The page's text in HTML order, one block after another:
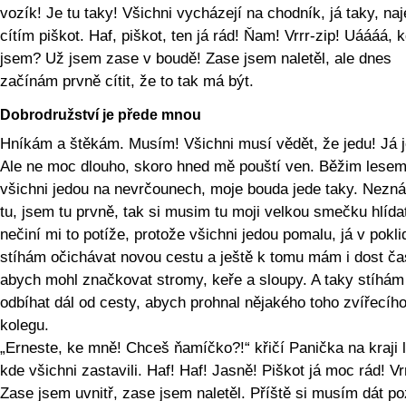
vozík! Je tu taky! Všichni vycházejí na chodník, já taky,
cítím piškot. Haf, piškot, ten já rád! Ňam! Vrrr-zip! Uáááá,
jsem? Už jsem zase v boudě! Zase jsem naletěl, ale dnes
začínám prvně cítit, že to tak má být.
Dobrodružství je přede mnou
Hníkám a štěkám. Musím! Všichni musí vědět, že jedu! Já
Ale ne moc dlouho, skoro hned mě pouští ven. Běžim
všichni jedou na nevrčounech, moje bouda jede taky.
tu, jsem tu prvně, tak si musim tu moji velkou smečku
nečiní mi to potíže, protože všichni jedou pomalu, já v
stíhám očichávat novou cestu a ještě k tomu mám i dost
abych mohl značkovat stromy, keře a sloupy. A taky stíhám
odbíhat dál od cesty, abych prohnal nějakého toho zvířecího
kolegu.
„Erneste, ke mně! Chceš ňamíčko?!“ křičí Panička na kraji
kde všichni zastavili. Haf! Haf! Jasně! Piškot já moc rád!
Zase jsem uvnitř, zase jsem naletěl. Příště si musím dát